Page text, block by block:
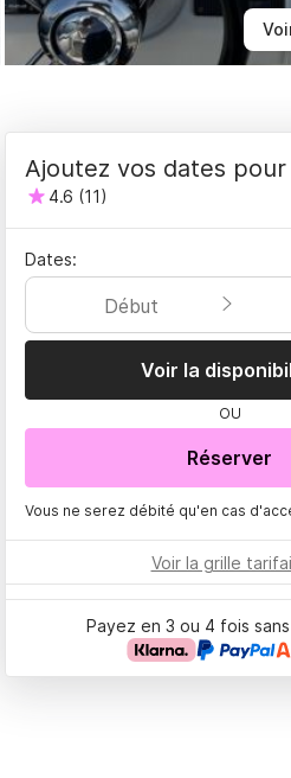
Ajoutez vos dates
4.6 (11)
Dates:
Début
Voir la
OU
Réserver
Vous ne serez débité qu'en cas
Voir la grille
Payez en 3 ou 4 fois